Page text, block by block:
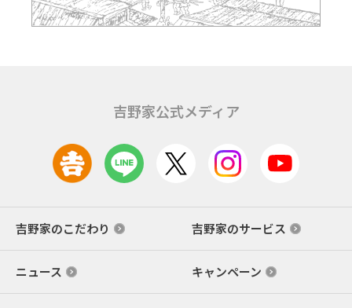
吉野家公式メディア
吉野家のこだわり 吉野家のサービス
ニュース キャンペーン